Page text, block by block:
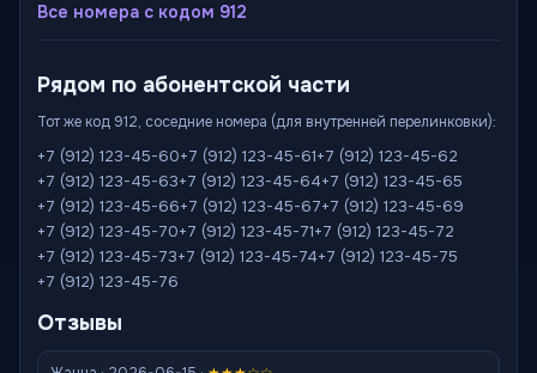
Все номера с кодом 912
Рядом по абонентской части
Тот же код 912, соседние номера (для внутренней перелинковки):
+7 (912) 123-45-60+7 (912) 123-45-61+7 (912) 123-45-62
+7 (912) 123-45-63+7 (912) 123-45-64+7 (912) 123-45-65
+7 (912) 123-45-66+7 (912) 123-45-67+7 (912) 123-45-69
+7 (912) 123-45-70+7 (912) 123-45-71+7 (912) 123-45-72
+7 (912) 123-45-73+7 (912) 123-45-74+7 (912) 123-45-75
+7 (912) 123-45-76
Отзывы